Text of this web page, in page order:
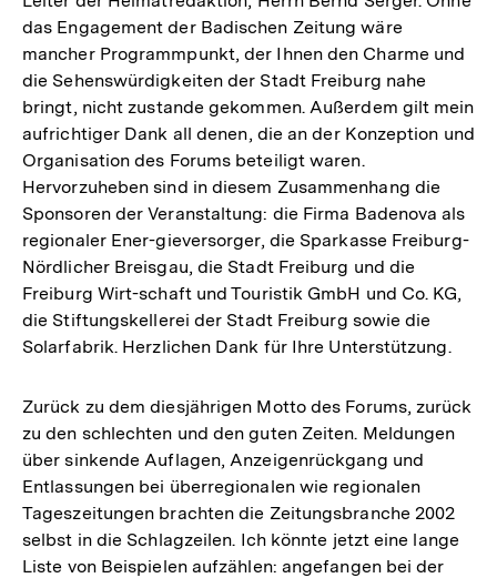
das Engagement der Badischen Zeitung wäre
mancher Programmpunkt, der Ihnen den Charme und
die Sehenswürdigkeiten der Stadt Freiburg nahe
bringt, nicht zustande gekommen. Außerdem gilt mein
aufrichtiger Dank all denen, die an der Konzeption und
Organisation des Forums beteiligt waren.
Hervorzuheben sind in diesem Zusammenhang die
Sponsoren der Veranstaltung: die Firma Badenova als
regionaler Ener-gieversorger, die Sparkasse Freiburg-
Nördlicher Breisgau, die Stadt Freiburg und die
Freiburg Wirt-schaft und Touristik GmbH und Co. KG,
die Stiftungskellerei der Stadt Freiburg sowie die
Solarfabrik. Herzlichen Dank für Ihre Unterstützung.
Zurück zu dem diesjährigen Motto des Forums, zurück
zu den schlechten und den guten Zeiten. Meldungen
über sinkende Auflagen, Anzeigenrückgang und
Entlassungen bei überregionalen wie regionalen
Tageszeitungen brachten die Zeitungsbranche 2002
selbst in die Schlagzeilen. Ich könnte jetzt eine lange
Liste von Beispielen aufzählen: angefangen bei der